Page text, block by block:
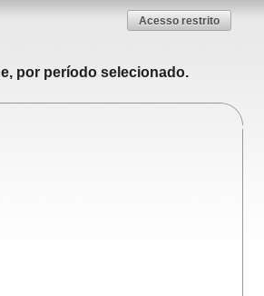
Acesso restrito
por período selecionado.